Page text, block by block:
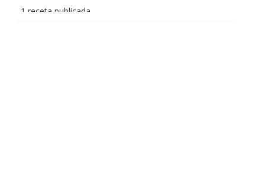
1 receta publicada